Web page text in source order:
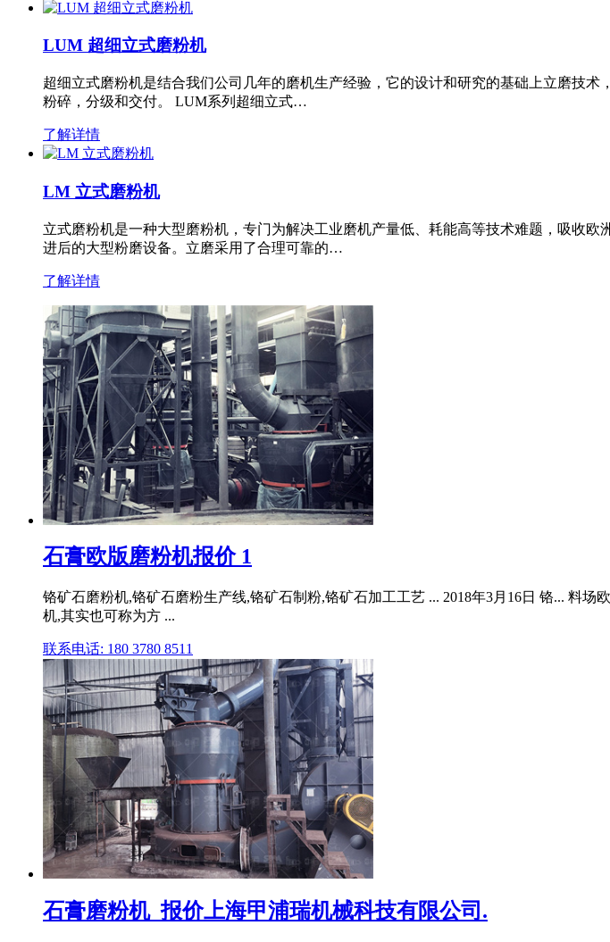
LUM 超细立式磨粉机
超细立式磨粉机是结合我们公司几年的磨机生产经验，它的设计和研究的基础上立磨技
粉碎，分级和交付。 LUM系列超细立式…
了解详情
LM 立式磨粉机
立式磨粉机是一种大型磨粉机，专门为解决工业磨机产量低、耗能高等技术难题，吸收
进后的大型粉磨设备。立磨采用了合理可靠的…
了解详情
石膏欧版磨粉机报价 1
铬矿石磨粉机,铬矿石磨粉生产线,铬矿石制粉,铬矿石加工工艺 ... 2018年3月16日 铬... 料
机,其实也可称为方 ...
联系电话: 180 3780 8511
石膏磨粉机_报价上海甲浦瑞机械科技有限公司.